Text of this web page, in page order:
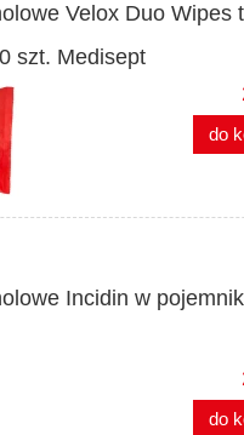
Velox Duo Wipes
szt. Medisept
do
Incidin w
do